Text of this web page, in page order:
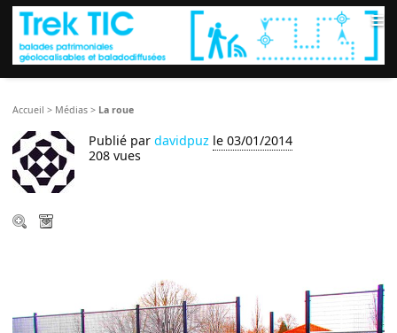
≡
Accueil > Médias > La roue
Publié pardavidpuz le 03/01/2014
208 vues